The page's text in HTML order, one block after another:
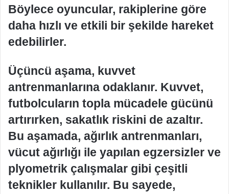
Böylece oyuncular, rakiplerine göre
daha hızlı ve etkili bir şekilde hareket
edebilirler.
Üçüncü aşama, kuvvet
antrenmanlarına odaklanır. Kuvvet,
futbolcuların topla mücadele gücünü
artırırken, sakatlık riskini de azaltır.
Bu aşamada, ağırlık antrenmanları,
vücut ağırlığı ile yapılan egzersizler ve
plyometrik çalışmalar gibi çeşitli
teknikler kullanılır. Bu sayede,